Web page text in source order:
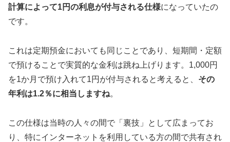
計算によって1円の利息が付与される仕様になっていたの
です。
これは定期預金においても同じことであり、短期間・定額
で預けることで実質的な金利は跳ね上げります。1,000円
を1か月で預け入れて1円が付与されると考えると、 その
年利は1.2％に相当しますね。
この仕様は当時の人々の間で「裏技」として広まってお
り、特にインターネットを利用している方の間で共有され